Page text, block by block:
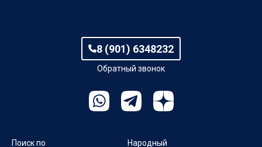
8 (901) 6348232
Обратный звонок
Поиск по
Народный